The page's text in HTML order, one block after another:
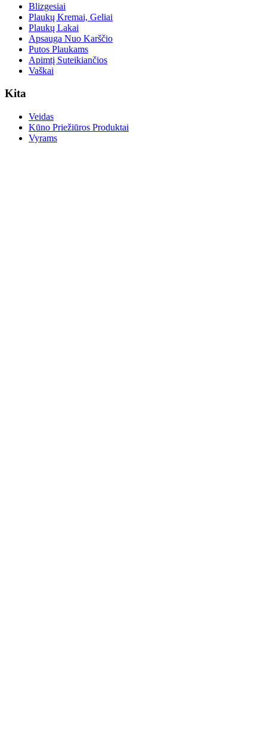
Blizgesiai
Plaukų Kremai, Geliai
Plaukų Lakai
Apsauga Nuo Karščio
Putos Plaukams
Apimtį Suteikiančios
Vaškai
Kita
Veidas
Kūno Priežiūros Produktai
Vyrams